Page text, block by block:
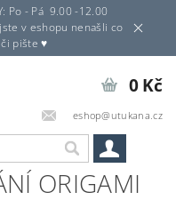
Po - Pá 9.00 -12.00
v eshopu nenašli co
pište ♥
eshop@utukana.cz
0 Kč
ORIGAMI